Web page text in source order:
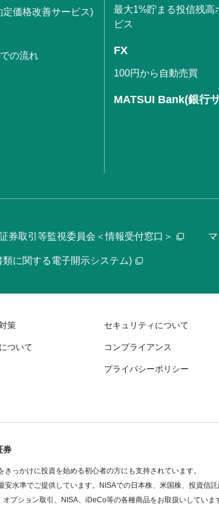
価格改善サービス)
の流れ
最大1%貯まる投信残高
ビス
FX
100円から自動売買
MATSUI Bank(銀行
券取引等監視委員会＜情報受付窓口＞
に関する電子開示システム)
策 セキュリティについて
ついて コンプライアンス
プライバシーポリシー
券
っかけに投資を始める初心者の方にも支持されています。
水準でご提供しています。NISAでの日本株、米国株、投資信託
プション取引、NISA、iDeCo等の各種商品をお取扱いしていま